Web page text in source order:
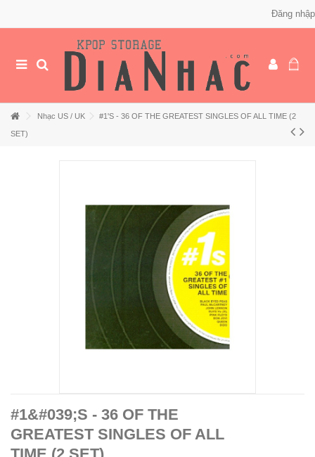
Đăng nhập
Nhạc US / UK #1'S - 36 OF THE GREATEST SINGLES OF ALL TIME (2
SET)
#1&#039;S - 36 OF THE
GREATEST SINGLES OF ALL